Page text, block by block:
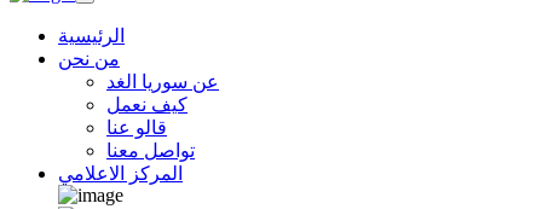
الرئيسية
من نحن
عن سوريا الغد
كيف نعمل
قالو عنا
تواصل معنا
المركز الاعلامي